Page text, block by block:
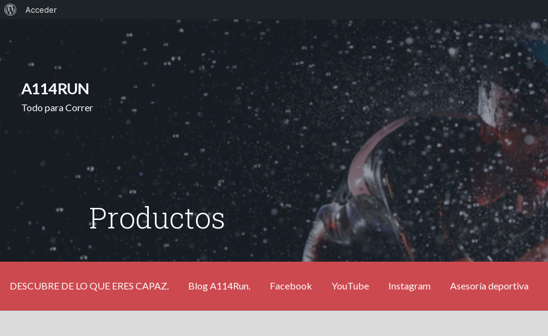
contenido
A114RUN
Todo para Correr
Productos
DESCUBRE DE LO QUE ERES CAPAZ. Blog A114Run. Facebook YouTube Instagram Asesoría deportiva
Acerca
Acceder